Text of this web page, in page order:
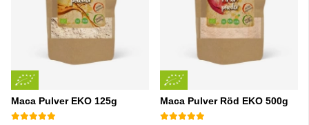
Maca Pulver EKO 125g Maca Pulver Röd EKO 500g